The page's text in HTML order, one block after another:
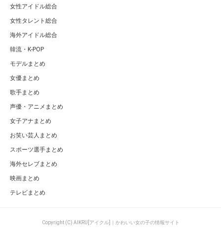
女性アイドル総合
女性タレント総合
海外アイドル総合
韓流・K-POP
モデルまとめ
女優まとめ
歌手まとめ
声優・アニメまとめ
女子アナまとめ
お笑い芸人まとめ
スポーツ選手まとめ
海外セレブまとめ
映画まとめ
テレビまとめ
Copyright (C) AIKRU[アイクル]｜かわいい女の子の情報サイト